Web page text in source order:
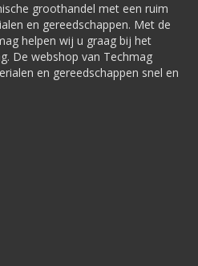
groothandel met een ruim
en gereedschappen. Met de
helpen wij u graag bij het
De webshop van Techmag
en gereedschappen snel en